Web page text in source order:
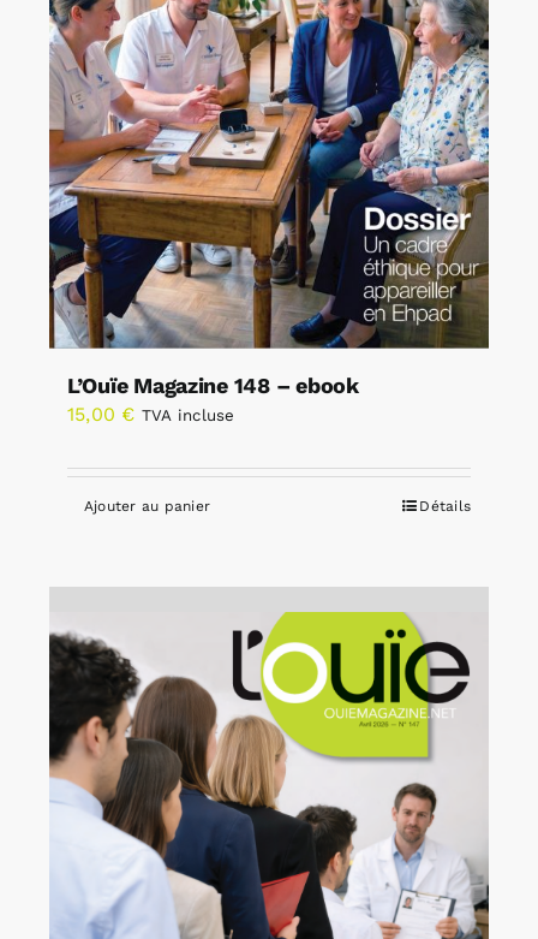
L’Ouïe Magazine 148 – ebook
15,00 € TVA incluse
Ajouter au panier Détails